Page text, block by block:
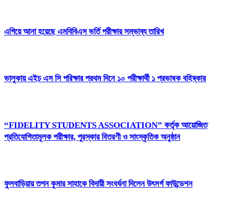
এগিয়ে আনা হয়েছে এমবিবিএস ভর্তি পরীক্ষার সম্ভাব্য তারিখ
ভালুকায় এইচ এস সি পরিক্ষার প্রথম দিনে ১০ পরীক্ষার্থী ১ প্রভাষক বহিষ্কার
“FIDELITY STUDENTS ASSOCIATION” কর্তৃক আয়োজিত
প্রতিযোগিতামূলক পরীক্ষার, পুরস্কার বিতরণী ও সাংস্কৃতিক অনুষ্ঠান
ফুলবাড়িয়ায় তপন কুমার সাহাকে বিদায়ী সংবর্ধনা দিলেন উৎসর্গ ফাউন্ডেশন